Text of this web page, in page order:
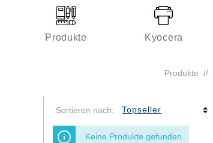
Produkte Kyocera
Büroeinrichtung
Kleben & Versenden
Schreiben & Korrigieren
Nützliches im Büro
Produkte //
Sortieren nach:
Keine Produkte gefunden.